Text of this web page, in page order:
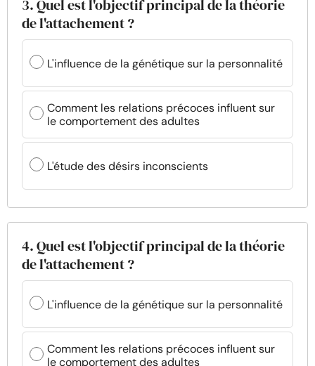
3. Quel est l'objectif principal de la théorie
de l'attachement ?
L'influence de la génétique sur la personnalité
Comment les relations précoces influent sur
le comportement des adultes
L'étude des désirs inconscients
4. Quel est l'objectif principal de la théorie
de l'attachement ?
L'influence de la génétique sur la personnalité
Comment les relations précoces influent sur
le comportement des adultes